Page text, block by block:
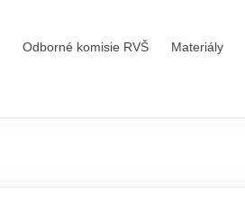
Odborné komisie RVŠ Materiály